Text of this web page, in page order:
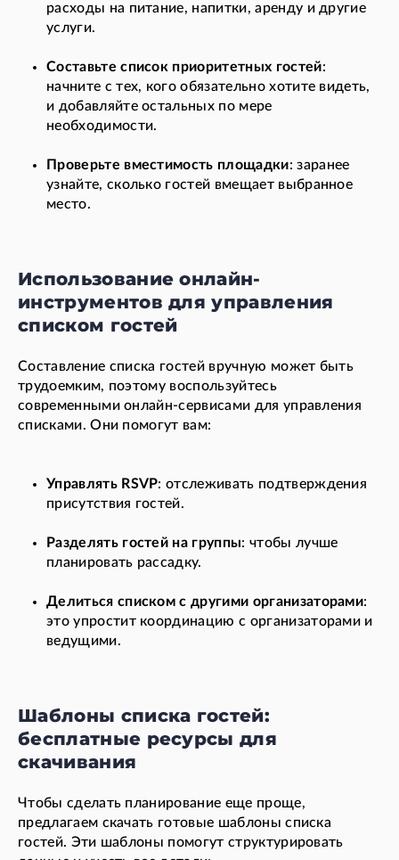
расходы на питание, напитки, аренду и другие
услуги.
Составьте список приоритетных гостей:
начните с тех, кого обязательно хотите видеть,
и добавляйте остальных по мере
необходимости.
Проверьте вместимость площадки: заранее
узнайте, сколько гостей вмещает выбранное
место.
Использование онлайн-
инструментов для управления
списком гостей
Составление списка гостей вручную может быть
трудоемким, поэтому воспользуйтесь
современными онлайн-сервисами для управления
списками. Они помогут вам:
Управлять RSVP: отслеживать подтверждения
присутствия гостей.
Разделять гостей на группы: чтобы лучше
планировать рассадку.
Делиться списком с другими организаторами:
это упростит координацию с организаторами и
ведущими.
Шаблоны списка гостей:
бесплатные ресурсы для
скачивания
Чтобы сделать планирование еще проще,
предлагаем скачать готовые шаблоны списка
гостей. Эти шаблоны помогут структурировать